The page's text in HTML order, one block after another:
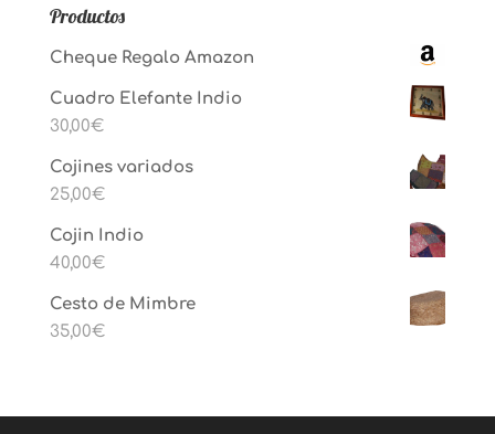
Productos
Cheque Regalo Amazon
Cuadro Elefante Indio
30,00€
Cojines variados
25,00€
Cojin Indio
40,00€
Cesto de Mimbre
35,00€